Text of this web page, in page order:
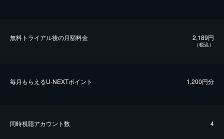
無料トライアル後の⽉額料金 2,189円
（税込）
毎⽉もらえるU-NEXTポイント 1,200円分
同時視聴アカウント数 4